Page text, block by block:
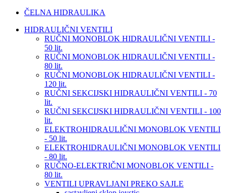
ČELNA HIDRAULIKA
HIDRAULIČNI VENTILI
RUČNI MONOBLOK HIDRAULIČNI VENTILI -
50 lit.
RUČNI MONOBLOK HIDRAULIČNI VENTILI -
80 lit.
RUČNI MONOBLOK HIDRAULIČNI VENTILI -
120 lit.
RUČNI SEKCIJSKI HIDRAULIČNI VENTILI - 70
lit.
RUČNI SEKCIJSKI HIDRAULIČNI VENTILI - 100
lit.
ELEKTROHIDRAULIČNI MONOBLOK VENTILI
- 50 lit.
ELEKTROHIDRAULIČNI MONOBLOK VENTILI
- 80 lit.
RUČNO-ELEKTRIČNI MONOBLOK VENTILI -
80 lit.
VENTILI UPRAVLJANI PREKO SAJLE